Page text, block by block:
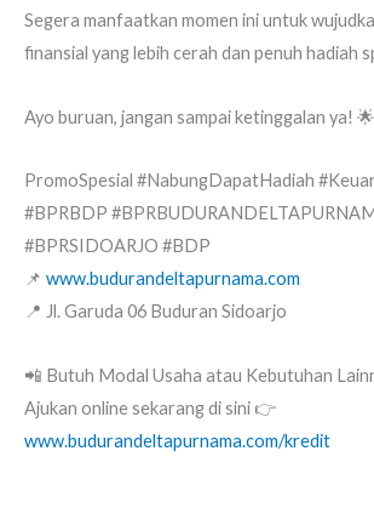
Segera manfaatkan momen ini untuk
finansial yang lebih cerah dan penuh hadiah
Ayo buruan, jangan sampai ketinggalan ya! 🌟
PromoSpesial #NabungDapatHadiah
#BPRBDP
#BPRSIDOARJO #BDP
📌 www.budurandeltapurnama.com
📍 Jl. Garuda 06 Buduran Sidoarjo
📲 Butuh Modal Usaha atau Kebutuhan
Ajukan online sekarang di sini 👉
www.budurandeltapurnama.com/kredit